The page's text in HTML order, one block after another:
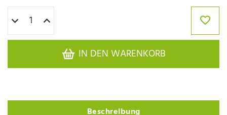
IN DEN WARENKORB
Beschreibung